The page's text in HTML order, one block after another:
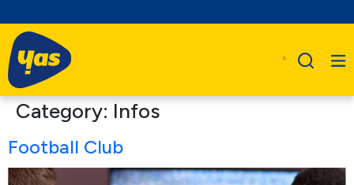
Category: Infos
Football Club